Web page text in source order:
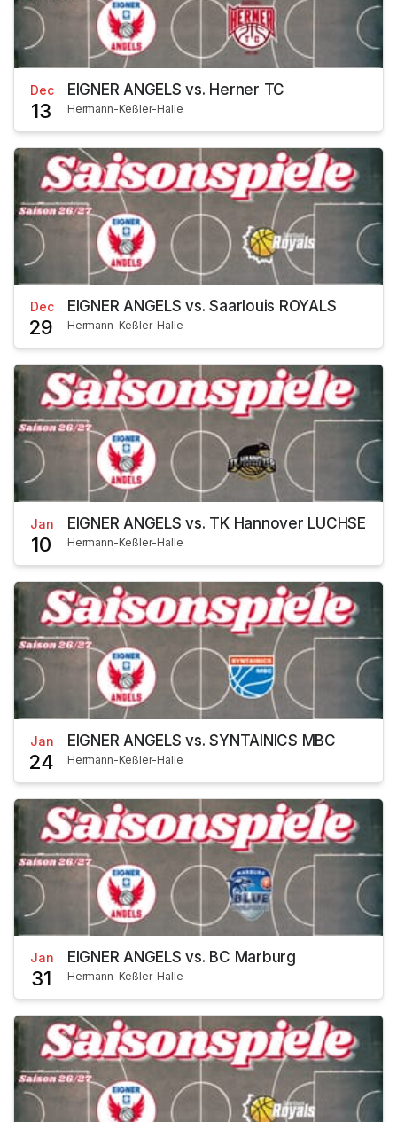
Dec
13
EIGNER ANGELS vs. Herner TC
Hermann-Keßler-Halle
Dec
29
EIGNER ANGELS vs. Saarlouis ROYALS
Hermann-Keßler-Halle
Jan
10
EIGNER ANGELS vs. TK Hannover LUCHSE
Hermann-Keßler-Halle
Jan
24
EIGNER ANGELS vs. SYNTAINICS MBC
Hermann-Keßler-Halle
Jan
31
EIGNER ANGELS vs. BC Marburg
Hermann-Keßler-Halle